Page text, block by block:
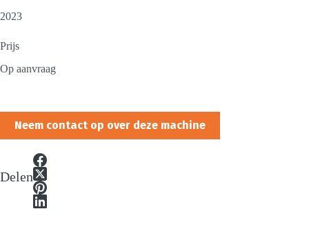
2023
Prijs
Op aanvraag
Neem contact op over deze machine
Delen